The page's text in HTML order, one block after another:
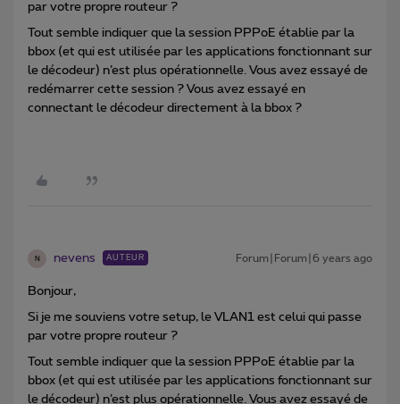
par votre propre routeur ?
Tout semble indiquer que la session PPPoE établie par la
bbox (et qui est utilisée par les applications fonctionnant sur
le décodeur) n’est plus opérationnelle. Vous avez essayé de
redémarrer cette session ? Vous avez essayé en
connectant le décodeur directement à la bbox ?
N nevens AUTEUR Forum|Forum|6 years ago
Bonjour,
Si je me souviens votre setup, le VLAN1 est celui qui passe
par votre propre routeur ?
Tout semble indiquer que la session PPPoE établie par la
bbox (et qui est utilisée par les applications fonctionnant sur
le décodeur) n’est plus opérationnelle. Vous avez essayé de